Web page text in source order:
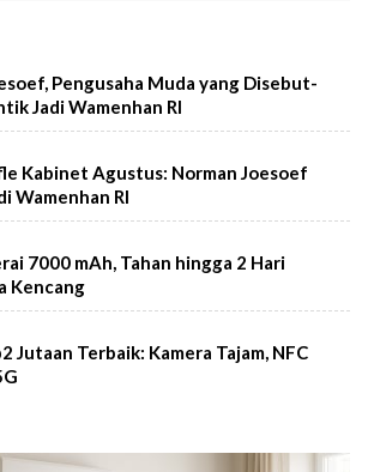
Pengusaha Muda yang Disebut-
Jadi Wamenhan RI
Kabinet Agustus: Norman Joesoef
Wamenhan RI
7000 mAh, Tahan hingga 2 Hari
Kencang
Jutaan Terbaik: Kamera Tajam, NFC